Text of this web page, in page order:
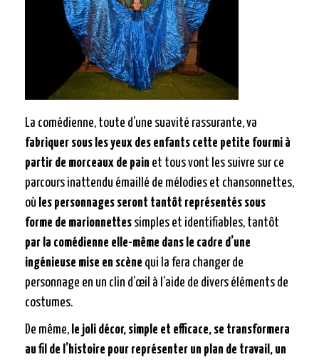
La comédienne, toute d’une suavité rassurante, va
fabriquer sous les yeux des enfants cette petite fourmi à
partir de morceaux de pain et tous vont les suivre sur ce
parcours inattendu émaillé de mélodies et chansonnettes,
où les personnages seront tantôt représentés sous
forme de marionnettes simples et identifiables, tantôt
par la comédienne elle-même dans le cadre d’une
ingénieuse mise en scène qui la fera changer de
personnage en un clin d’œil à l’aide de divers éléments de
costumes.
De même, le joli décor, simple et efficace, se transformera
au fil de l’histoire pour représenter un plan de travail, un